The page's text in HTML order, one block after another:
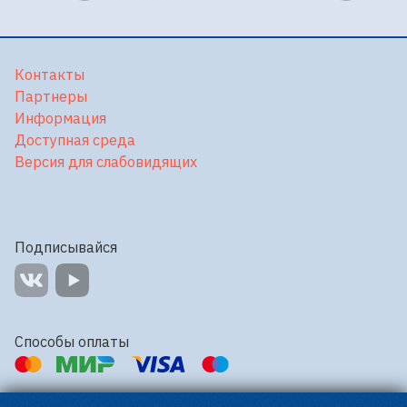
Контакты
Партнеры
Информация
Доступная среда
Версия для слабовидящих
Подписывайся
Способы оплаты